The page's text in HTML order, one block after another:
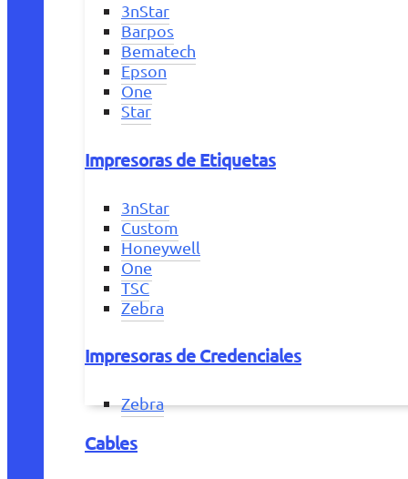
3nStar
Barpos
Bematech
Epson
One
Star
Impresoras de Etiquetas
3nStar
Custom
Honeywell
One
TSC
Zebra
Impresoras de Credenciales
Zebra
Cables